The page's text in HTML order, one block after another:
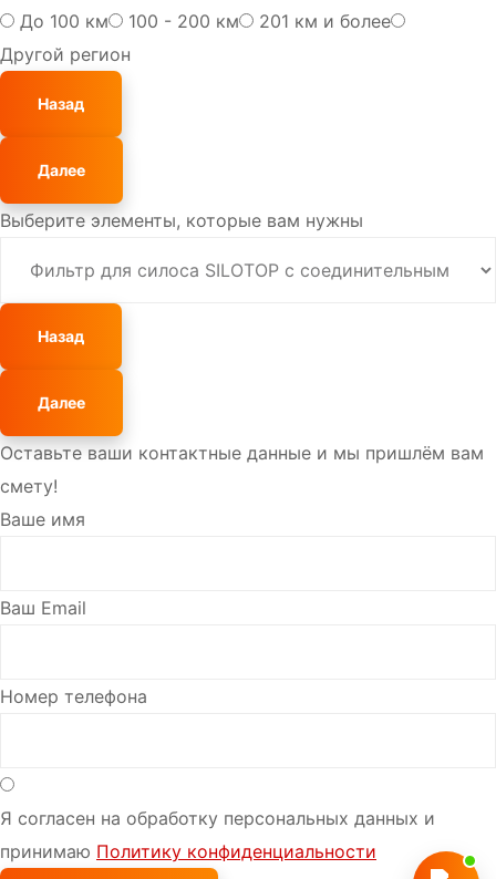
До 100 км
100 - 200 км
201 км и более
Другой регион
Назад
Далее
Выберите элементы, которые вам нужны
Назад
Далее
Оставьте ваши контактные данные и мы пришлём вам
смету!
Ваше имя
Ваш Email
Номер телефона
Я согласен на обработку персональных данных и
принимаю Политику конфиденциальности